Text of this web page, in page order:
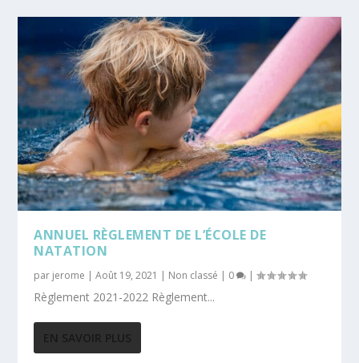
ANNUEL RÈGLEMENT DE L’ÉCOLE DE
NATATION
par jerome |Août 19, 2021 | Non classé | 0 |
Règlement 2021-2022 Règlement...